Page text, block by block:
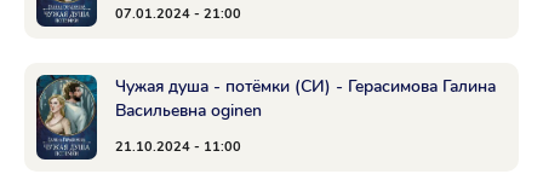
07.01.2024 - 21:00
Чужая душа - потёмки (СИ) - Герасимова Галина
Васильевна oginen
21.10.2024 - 11:00